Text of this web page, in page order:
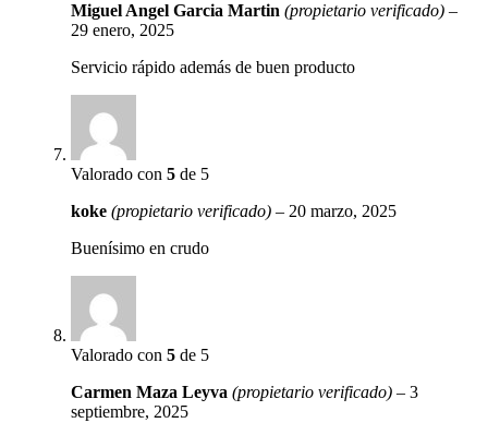
Miguel Angel Garcia Martin(propietario verificado) –
29 enero, 2025
Servicio rápido además de buen producto
Valorado con5 de 5
koke(propietario verificado) – 20 marzo, 2025
Buenísimo en crudo
Valorado con5 de 5
Carmen Maza Leyva(propietario verificado) – 3
septiembre, 2025